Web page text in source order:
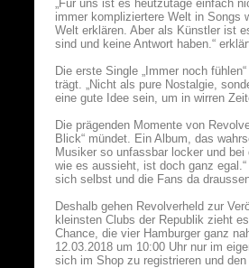
„Für uns ist es heutzutage einfach
immer kompliziertere Welt in Songs
Welt erklären. Aber als Künstler ist
sind und keine Antwort haben.“
Die erste Single „Immer noch
trägt. „Nicht als pure Nostalgie,
eine gute Idee sein, um in wirren
Die prägenden Momente von
Blick“ mündet. Ein Album, das
Musiker so unfassbar locker und
wie es aussieht, ist doch ganz
sich selbst und die Fans da
Deshalb gehen Revolverheld zur
kleinsten Clubs der Republik zieht
Chance, die vier Hamburger ganz
12.03.2018 um 10:00 Uhr nur im
sich im Shop zu registrieren und